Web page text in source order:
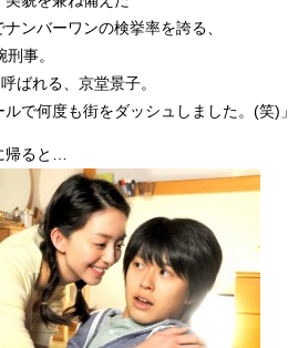
ンバーワンの検挙率を誇る、
事。
ばれる、京堂景子。
ルで何度も街をダッシュしました。(笑)」
ると…